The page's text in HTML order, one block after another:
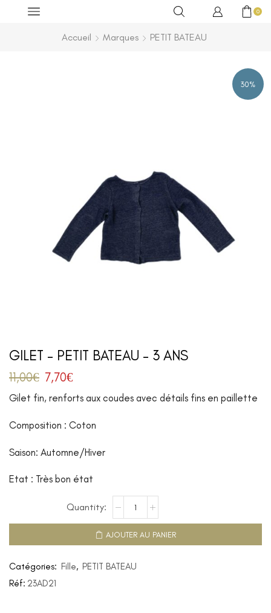
0
Accueil Marques PETIT BATEAU
30%
GILET – PETIT BATEAU – 3 ANS
11,00€ 7,70€
Gilet fin, renforts aux coudes avec détails fins en paillette
Composition : Coton
Saison: Automne/Hiver
Etat : Très bon état
AJOUTER AU PANIER
Catégories: Fille, PETIT BATEAU
Réf: 23AD21